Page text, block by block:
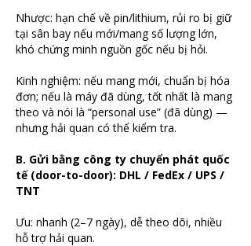
Nhược: hạn chế về pin/lithium, rủi ro bị giữ
tại sân bay nếu mới/mang số lượng lớn,
khó chứng minh nguồn gốc nếu bị hỏi.
Kinh nghiệm: nếu mang mới, chuẩn bị hóa
đơn; nếu là máy đã dùng, tốt nhất là mang
theo và nói là “personal use” (đã dùng) —
nhưng hải quan có thể kiểm tra.
B. Gửi bằng công ty chuyển phát quốc
tế (door-to-door): DHL / FedEx / UPS /
TNT
Ưu: nhanh (2–7 ngày), dễ theo dõi, nhiều
hỗ trợ hải quan.